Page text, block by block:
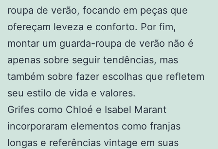
roupa de verão, focando em peças que
ofereçam leveza e conforto. Por fim,
montar um guarda-roupa de verão não é
apenas sobre seguir tendências, mas
também sobre fazer escolhas que refletem
seu estilo de vida e valores.
Grifes como Chloé e Isabel Marant
incorporaram elementos como franjas
longas e referências vintage em suas